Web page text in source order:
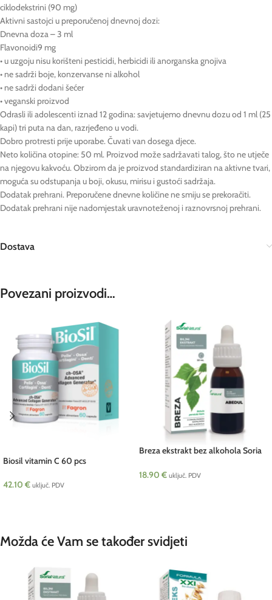
ciklodekstrini (90 mg)
Aktivni sastojci u preporučenoj dnevnoj dozi:
Dnevna doza – 3 ml
Flavonoidi9 mg
• u uzgoju nisu korišteni pesticidi, herbicidi ili anorganska gnojiva
• ne sadrži boje, konzervanse ni alkohol
• ne sadrži dodani šećer
• veganski proizvod
Odrasli ili adolescenti iznad 12 godina: savjetujemo dnevnu dozu od 1 ml (25
kapi) tri puta na dan, razrjeđeno u vodi.
Dobro protresti prije uporabe. Čuvati van dosega djece.
Neto količina otopine: 50 ml. Proizvod može sadržavati talog, što ne utječe
na njegovu kakvoću. Obzirom da je proizvod standardiziran na aktivne tvari,
moguća su odstupanja u boji, okusu, mirisu i gustoći sadržaja.
Dodatak prehrani. Preporučene dnevne količine ne smiju se prekoračiti.
Dodatak prehrani nije nadomjestak uravnoteženoj i raznovrsnoj prehrani.
Dostava
Povezani proizvodi…
Biosil vitamin C 60 pcs
42.10 € uključ. PDV
Breza ekstrakt bez alkohola Soria
18.90 € uključ. PDV
Možda će Vam se također svidjeti